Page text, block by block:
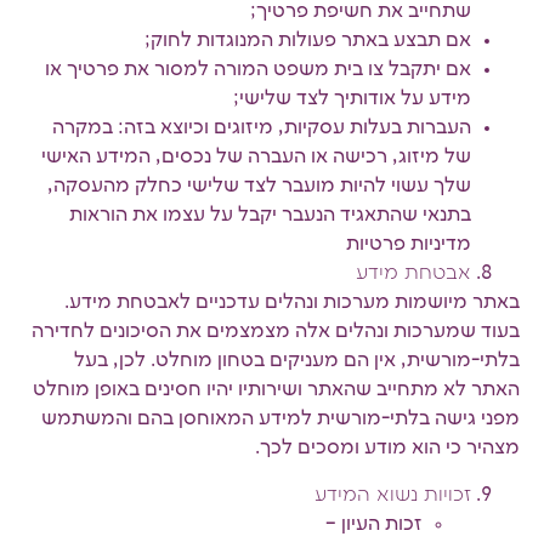
שתחייב את חשיפת פרטיך;
אם תבצע באתר פעולות המנוגדות לחוק;
אם יתקבל צו בית משפט המורה למסור את פרטיך או
מידע על אודותיך לצד שלישי;
העברות בעלות עסקיות, מיזוגים וכיוצא בזה: במקרה
של מיזוג, רכישה או העברה של נכסים, המידע האישי
שלך עשוי להיות מועבר לצד שלישי כחלק מהעסקה,
בתנאי שהתאגיד הנעבר יקבל על עצמו את הוראות
מדיניות פרטיות
אבטחת מידע
באתר מיושמות מערכות ונהלים עדכניים לאבטחת מידע.
בעוד שמערכות ונהלים אלה מצמצמים את הסיכונים לחדירה
בלתי-מורשית, אין הם מעניקים בטחון מוחלט. לכן, בעל
האתר לא מתחייב שהאתר ושירותיו יהיו חסינים באופן מוחלט
מפני גישה בלתי-מורשית למידע המאוחסן בהם והמשתמש
מצהיר כי הוא מודע ומסכים לכך.
זכויות נשוא המידע
זכות העיון –